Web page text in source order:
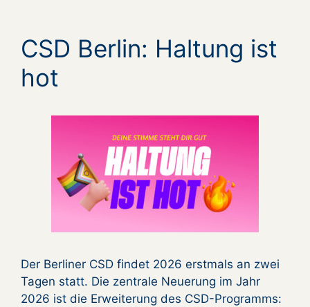
CSD Berlin: Haltung ist
hot
Der Berliner CSD findet 2026 erstmals an zwei
Tagen statt. Die zentrale Neuerung im Jahr
2026 ist die Erweiterung des CSD-Programms: